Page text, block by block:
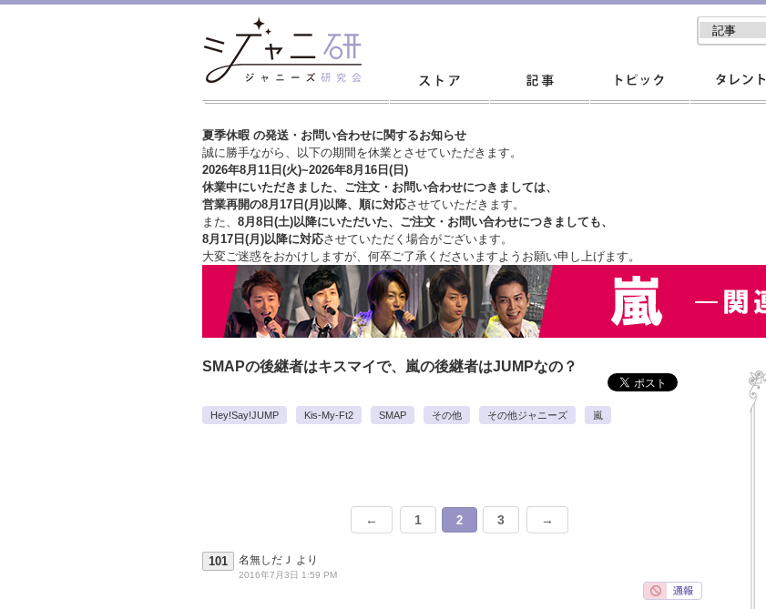
夏季休暇 の発送・お問い合わせに関するお知らせ
誠に勝手ながら、以下の期間を休業とさせていただきます。
2026年8月11日(火)~2026年8月16日(日)
休業中にいただきました、ご注文・お問い合わせにつきましては、
営業再開の8月17日(月)以降、順に対応させていただきます。
また、 8月8日(土)以降にいただいた、ご注文・ お問い合わせにつきましても、
8月17日(月)以降に対応させていただく場合がございます。
大変ご迷惑をおかけしますが、 何卒ご了承くださいますようお願い申し上げます。
SMAPの後継者はキスマイで、嵐の後継者はJUMPなの？
Hey!Say!JUMP Kis-My-Ft2 SMAP その他 その他ジャニーズ 嵐
← 1 2 3 →
101 名無しだＪ より
2016年7月3日 1:59 PM